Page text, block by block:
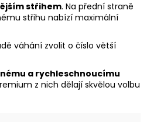
střihem. Na přední straně
střihu nabízí maximální
váhání zvolit o číslo větší
a rychleschnoucímu
z nich dělají skvělou volbu